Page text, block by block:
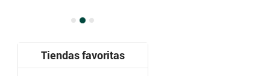
Tiendas favoritas